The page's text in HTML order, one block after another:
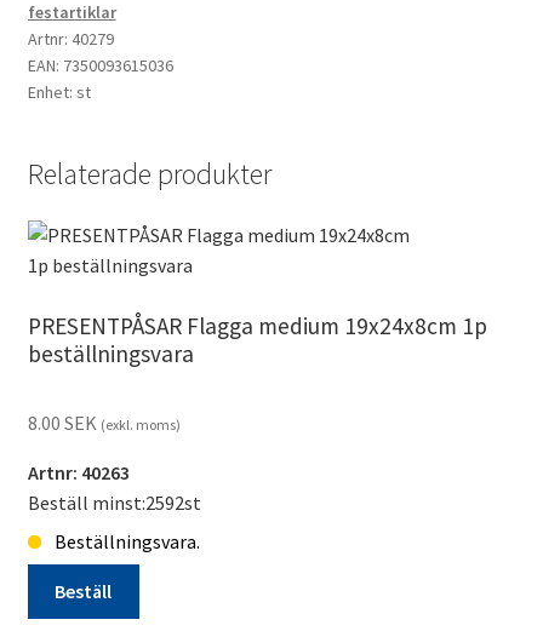
mängd
festartiklar
Artnr: 40279
EAN: 7350093615036
Enhet: st
Relaterade produkter
PRESENTPÅSAR Flagga medium 19x24x8cm 1p
beställningsvara
8.00 SEK (exkl. moms)
Artnr: 40263
Beställ minst:2592st
Beställningsvara.
Beställ